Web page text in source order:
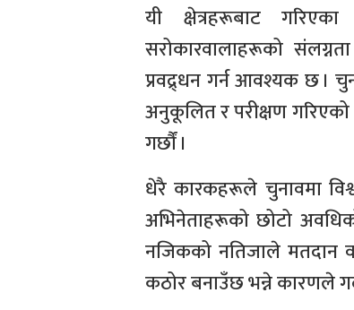
यी क्षेत्रहरूबाट
सरोकारवालाहरूको
प्रवद्र्धन गर्न आवश्यक छ ।
अनुकूलित र परीक्षण गरिएको
गर्छौं ।
धेरै कारकहरूले चुनावमा
अभिनेताहरूको छोटो
नजिकको नतिजाले मतदान
कठोर बनाउँछ भन्ने कारणले